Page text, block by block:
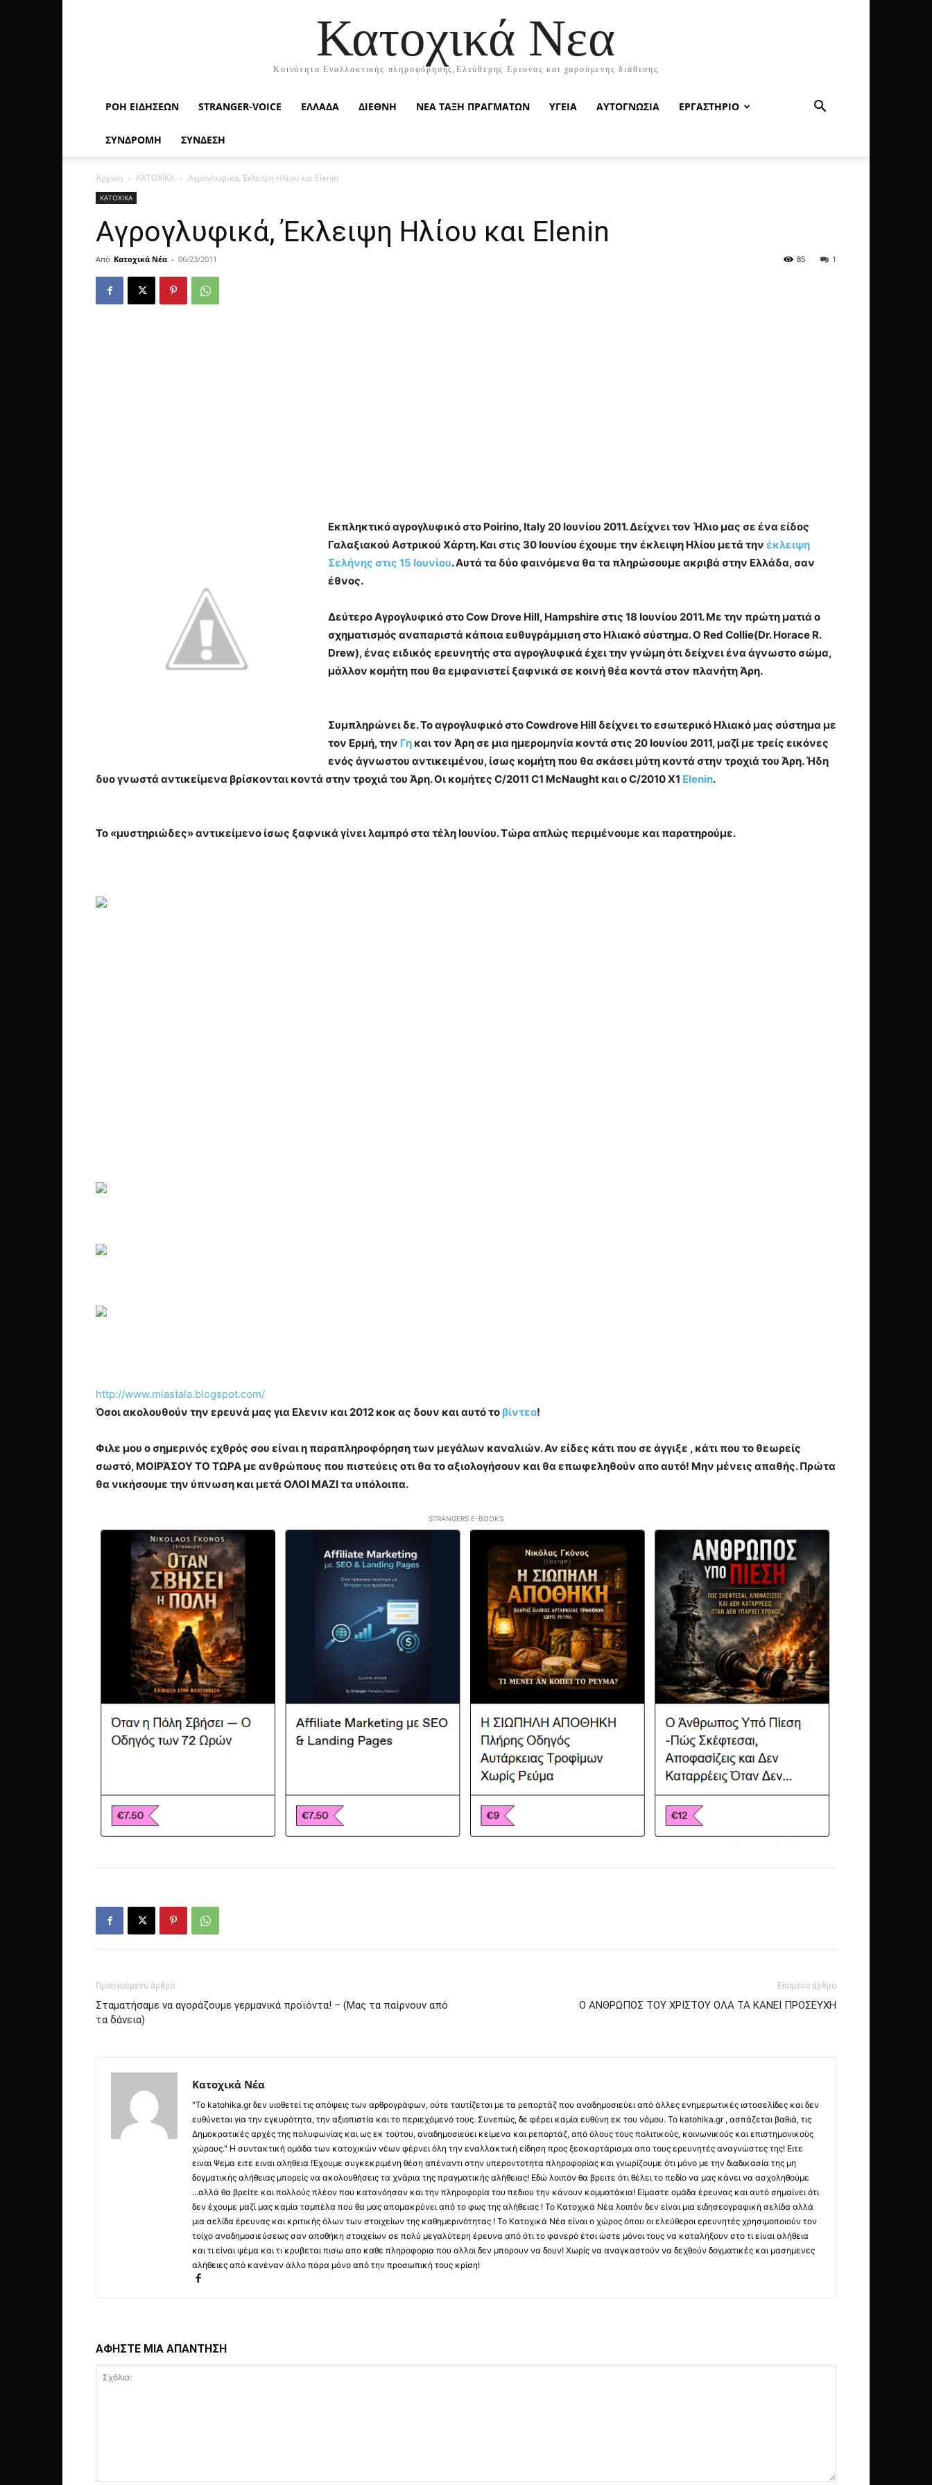
Κατοχικά Νεα
Κοινότητα Εναλλακτικής πληροφόρησης,Ελεύθερης Ερευνας και χαρούμενης διάθεσης
ΡΟΉ ΕΙΔΉΣΕΩΝ STRANGER-VOICE ΕΛΛΑΔΑ ΔΙΕΘΝΗ ΝΕΑ ΤΑΞΗ ΠΡΑΓΜΑΤΩΝ ΥΓΕΙΑ ΑΥΤΟΓΝΩΣΙΑ ΕΡΓΑΣΤΗΡΙΟ
ΣΥΝΔΡΟΜΗ ΣΥΝΔΕΣΗ
Αρχική ΚΑΤΟΧΙΚΑ Αγρογλυφικά, Έκλειψη Ηλίου και Elenin
ΚΑΤΟΧΙΚΑ
Αγρογλυφικά, Έκλειψη Ηλίου και Elenin
Από Κατοχικά Νέα - 06/23/2011 1
85
Εκπληκτικό αγρογλυφικό στο Poirino, Italy 20 Ιουνίου 2011. Δείχνει τον Ήλιο μας σε ένα είδος
Γαλαξιακού Αστρικού Χάρτη. Και στις 30 Ιουνίου έχουμε την έκλειψη Ηλίου μετά την έκλειψη
Σελήνης στις 15 Ιουνίου. Αυτά τα δύο φαινόμενα θα τα πληρώσουμε ακριβά στην Ελλάδα, σαν
έθνος.
Δεύτερο Αγρογλυφικό στο Cow Drove Hill, Hampshire στις 18 Ιουνίου 2011. Με την πρώτη ματιά ο
σχηματισμός αναπαριστά κάποια ευθυγράμμιση στο Ηλιακό σύστημα. Ο Red Collie(Dr. Horace R.
Drew), ένας ειδικός ερευνητής στα αγρογλυφικά έχει την γνώμη ότι δείχνει ένα άγνωστο σώμα,
μάλλον κομήτη που θα εμφανιστεί ξαφνικά σε κοινή θέα κοντά στον πλανήτη Άρη.
Συμπληρώνει δε. Το αγρογλυφικό στο Cowdrove Hill δείχνει το εσωτερικό Ηλιακό μας σύστημα με
τον Ερμή, την Γη και τον Άρη σε μια ημερομηνία κοντά στις 20 Ιουνίου 2011, μαζί με τρείς εικόνες
ενός άγνωστου αντικειμένου, ίσως κομήτη που θα σκάσει μύτη κοντά στην τροχιά του Άρη. Ήδη
δυο γνωστά αντικείμενα βρίσκονται κοντά στην τροχιά του Άρη. Οι κομήτες C/2011 C1 McNaught και ο C/2010 X1 Elenin.
Το «μυστηριώδες» αντικείμενο ίσως ξαφνικά γίνει λαμπρό στα τέλη Ιουνίου. Τώρα απλώς περιμένουμε και παρατηρούμε.
http://www.miastala.blogspot.com/
Όσοι ακολουθούν την ερευνά μας για Ελενιν και 2012 κοκ ας δουν και αυτό το βίντεο!
Φιλε μου ο σημερινός εχθρός σου είναι η παραπληροφόρηση των μεγάλων καναλιών. Αν είδες κάτι που σε άγγιξε , κάτι που το θεωρείς
σωστό, ΜΟΙΡΆΣΟΥ ΤΟ ΤΩΡΑ με ανθρώπους που πιστεύεις οτι θα το αξιολογήσουν και θα επωφεληθούν απο αυτό! Μην μένεις απαθής. Πρώτα
θα νικήσουμε την ύπνωση και μετά ΟΛΟΙ ΜΑΖΙ τα υπόλοιπα.
STRANGERS E-BOOKS
Προηγούμενο άρθρο
Σταματήσαμε να αγοράζουμε γερμανικά προϊόντα! – (Μας τα παίρνουν από
τα δάνεια)
Επόμενο άρθρο
Ο ΑΝΘΡΩΠΟΣ ΤΟΥ ΧΡΙΣΤΟΥ ΟΛΑ ΤΑ ΚΑΝΕΙ ΠΡΟΣΕΥΧΗ
Κατοχικά Νέα
"Το katohika.gr δεν υιοθετεί τις απόψεις των αρθρογράφων, ούτε ταυτίζεται με τα ρεπορτάζ που αναδημοσιεύει από άλλες ενημερωτικές ιστοσελίδες και δεν
ευθύνεται για την εγκυρότητα, την αξιοπιστία και το περιεχόμενό τους. Συνεπώς, δε φέρει καμία ευθύνη εκ του νόμου. Το katohika.gr , ασπάζεται βαθιά, τις
Δημοκρατικές αρχές της πολυφωνίας και ως εκ τούτου, αναδημοσιεύει κείμενα και ρεπορτάζ, από όλους τους πολιτικούς, κοινωνικούς και επιστημονικούς
χώρους." Η συντακτική ομάδα των κατοχικών νέων φέρνει όλη την εναλλακτική είδηση προς ξεσκαρτάρισμα απο τους ερευνητές αναγνώστες της! Ειτε
ειναι Ψεμα ειτε ειναι αληθεια !Έχουμε συγκεκριμένη θέση απέναντι στην υπεροντοτητα πληροφορίας και γνωρίζουμε ότι μόνο με την διαδικασία της μη
δογματικής αλήθειας μπορείς να ακολουθήσεις τα χνάρια της πραγματικής αλήθειας! Εδώ λοιπόν θα βρειτε ότι θέλει το πεδίο να μας κάνει να ασχοληθούμε
...αλλά θα βρείτε και πολλούς πλέον που κατανόησαν και την πληροφορία του πεδιου την κάνουν κομματάκια! Είμαστε ομάδα έρευνας και αυτό σημαίνει ότι
δεν έχουμε μαζί μας καμία ταμπέλα που θα μας απομακρύνει από το φως της αλήθειας ! Το Κατοχικά Νέα λοιπόν δεν είναι μια ειδησεογραφική σελίδα αλλά
μια σελίδα έρευνας και κριτικής όλων των στοιχείων της καθημερινότητας ! Το Κατοχικά Νέα είναι ο χώρος όπου οι ελεύθεροι ερευνητές χρησιμοποιούν τον
τοίχο αναδημοσιεύσεως σαν αποθήκη στοιχείων σε πολύ μεγαλύτερη έρευνα από ότι το φανερό έτσι ώστε μόνοι τους να καταλήξουν στο τι είναι αλήθεια
και τι είναι ψέμα και τι κρυβεται πισω απο καθε πληροφορια που αλλοι δεν μπορουν να δουν! Χωρίς να αναγκαστούν να δεχθούν δογματικές και μασημενες
αλήθειες από κανέναν άλλο πάρα μόνο από την προσωπική τους κρίση!
ΑΦΗΣΤΕ ΜΙΑ ΑΠΑΝΤΗΣΗ